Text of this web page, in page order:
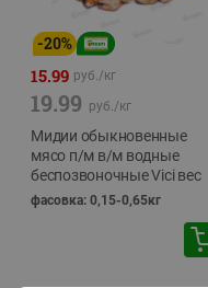
-20%
15.99 руб./кг
19.99 руб./кг
Мидии обыкновенные
мясо п/м в/м водные
беспозвоночные Vici вес
фасовка: 0,15-0,65кг